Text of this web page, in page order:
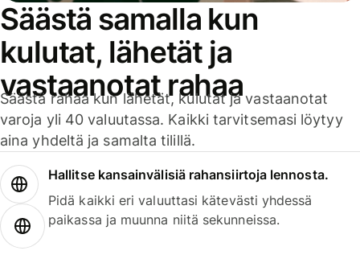
Säästä samalla kun
kulutat, lähetät ja
vastaanotat rahaa
Säästä rahaa kun lähetät, kulutat ja vastaanotat
varoja yli 40 valuutassa. Kaikki tarvitsemasi löytyy
aina yhdeltä ja samalta tilillä.
Hallitse kansainvälisiä rahansiirtoja lennosta.
Pidä kaikki eri valuuttasi kätevästi yhdessä
paikassa ja muunna niitä sekunneissa.